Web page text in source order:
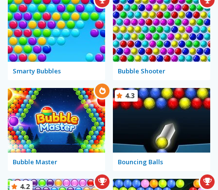
Smarty Bubbles Bubble Shooter
Bubble Master Bouncing Balls
4.3
4.2